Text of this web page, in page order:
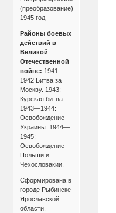
(преобразование):
1945 год
Районы боевых
действий в
Великой
Отечественной
войне: 1941—
1942 Битва за
Москву. 1943:
Курская битва.
1943—1944:
Освобождение
Украины. 1944—
1945:
Освобождение
Польши и
Чехословакии.
Сформирована в
городе Рыбинске
Ярославской
области.